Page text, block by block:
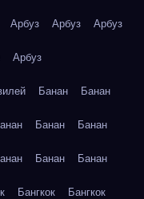
Арбуз Арбуз Арбуз
Арбуз
Банан Банан
Банан Банан
Банан Банан
Бангкок Бангкок